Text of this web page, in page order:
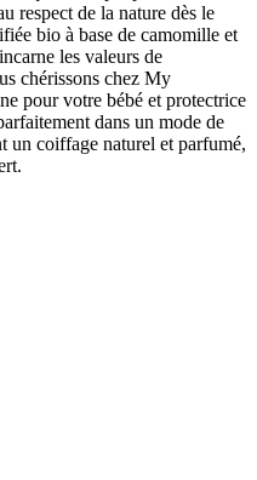
respect de la nature dès le
bio à base de camomille et
les valeurs de
chérissons chez My
pour votre bébé et protectrice
dans un mode de
un coiffage naturel et parfumé,